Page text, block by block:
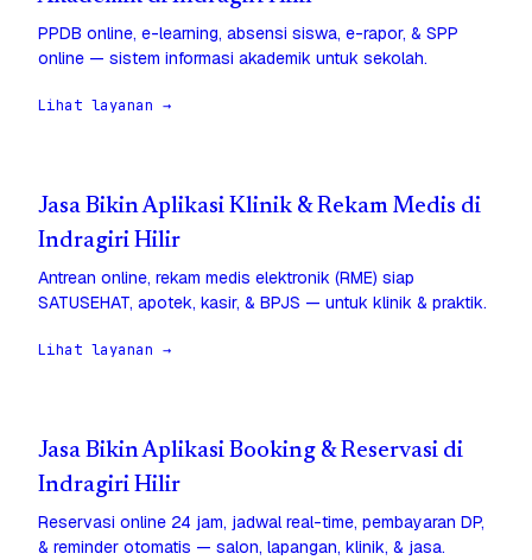
PPDB online, e-learning, absensi siswa, e-rapor, & SPP
online — sistem informasi akademik untuk sekolah.
Lihat layanan →
Jasa Bikin Aplikasi Klinik & Rekam Medis di
Indragiri Hilir
Antrean online, rekam medis elektronik (RME) siap
SATUSEHAT, apotek, kasir, & BPJS — untuk klinik & praktik.
Lihat layanan →
Jasa Bikin Aplikasi Booking & Reservasi di
Indragiri Hilir
Reservasi online 24 jam, jadwal real-time, pembayaran DP,
& reminder otomatis — salon, lapangan, klinik, & jasa.